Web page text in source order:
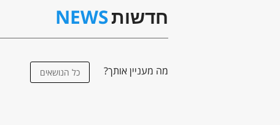
חדשותNEWS
מה מעניין אותך? כל הנושאים